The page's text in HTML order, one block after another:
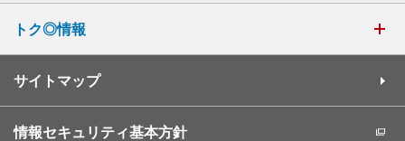
トク◎情報
サイトマップ
情報セキュリティ基本方針